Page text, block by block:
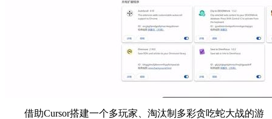
借助Cursor搭建一个多玩家、淘汰制多彩贪吃蛇大战的游